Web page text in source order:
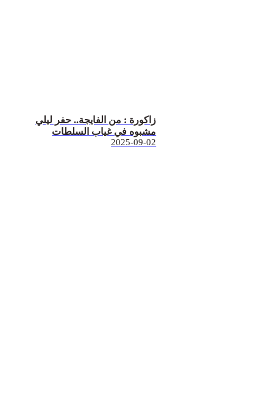
زاكورة : من الفايجة.. حفر ليلي
مشبوه في غياب السلطات
2025-09-02